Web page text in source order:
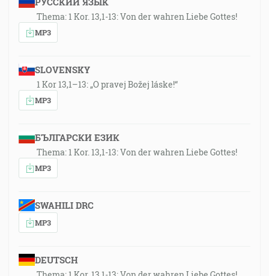
Thema: 1 Kor. 13,1-13: Von der wahren Liebe Gottes!
MP3
SLOVENSKY
1 Kor 13,1–13: „O pravej Božej láske!“
MP3
БЪЛГАРСКИ ЕЗИК
Thema: 1 Kor. 13,1-13: Von der wahren Liebe Gottes!
MP3
SWAHILI DRC
MP3
DEUTSCH